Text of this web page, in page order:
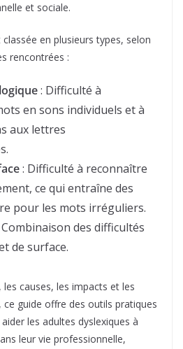
et sociale.
en plusieurs types, selon
rencontrées :
: Difficulté à
en sons individuels et à
aux lettres
: Difficulté à reconnaître
ce qui entraîne des
pour les mots irréguliers.
Combinaison des difficultés
de surface.
les causes, les impacts et les
guide offre des outils pratiques
les adultes dyslexiques à
leur vie professionnelle,